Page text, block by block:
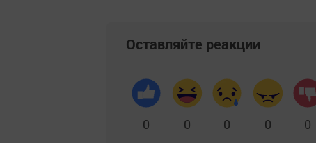
Оставляйте реакции
0 0 0 0 0